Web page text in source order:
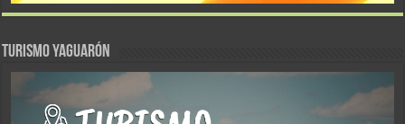
TURISMO YAGUARÓN